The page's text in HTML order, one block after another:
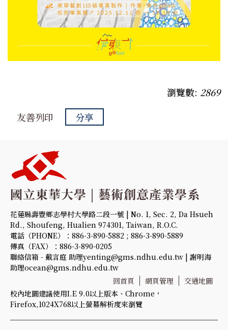
瀏覽數: 2869
友善列印
分享
花蓮縣壽豐鄉志學村大學路二段一號 | No. 1, Sec. 2, Da Hsueh
Rd., Shoufeng, Hualien 974301, Taiwan, R.O.C.
電話（PHONE）：886-3-890-5882 ; 886-3-890-5889
傳真（FAX）：886-3-890-0205
聯絡信箱 - 戴言庭 助理yenting@gms.ndhu.edu.tw | 謝明海
助理ocean@gms.ndhu.edu.tw
回首頁
網頁管理
交通地圖
校內地圖建議使用I.E 9.0以上版本、Chrome，
Firefox,1024X768以上螢幕解析度來瀏覽